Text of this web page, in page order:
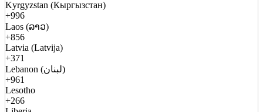
Kyrgyzstan (Кыргызстан)
+996
Laos (ລາວ)
+856
Latvia (Latvija)
+371
Lebanon (لبنان)
+961
Lesotho
+266